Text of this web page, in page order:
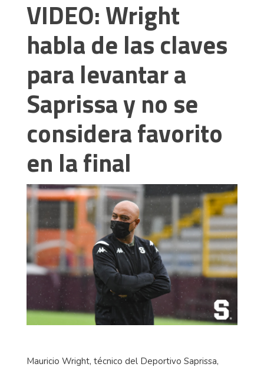
VIDEO: Wright
habla de las claves
para levantar a
Saprissa y no se
considera favorito
en la final
Mauricio Wright, técnico del Deportivo Saprissa,